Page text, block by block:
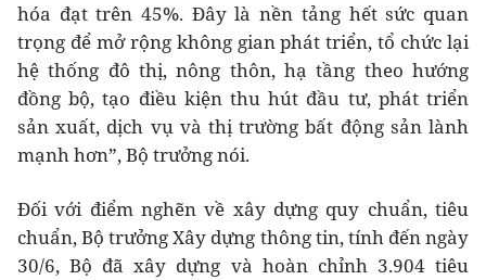
hóa đạt trên 45%. Đây là nền tảng hết sức quan
trọng để mở rộng không gian phát triển, tổ chức lại
hệ thống đô thị, nông thôn, hạ tầng theo hướng
đồng bộ, tạo điều kiện thu hút đầu tư, phát triển
sản xuất, dịch vụ và thị trường bất động sản lành
mạnh hơn”, Bộ trưởng nói.
Đối với điểm nghẽn về xây dựng quy chuẩn, tiêu
chuẩn, Bộ trưởng Xây dựng thông tin, tính đến ngày
30/6, Bộ đã xây dựng và hoàn chỉnh 3.904 tiêu